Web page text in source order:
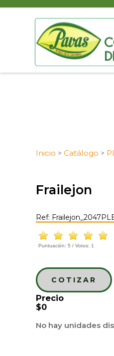
Inicio > Catálogo >
Frailejon
Ref:
Puntuación: 5 / Votos: 1
COTIZAR
Precio
$0
No hay unidades